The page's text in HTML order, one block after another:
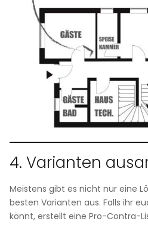
4. Varianten
Meistens gibt es nicht nur eine
besten Varianten aus. Falls ihr
könnt, erstellt eine Pro-Contra-